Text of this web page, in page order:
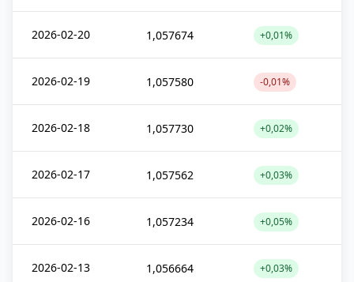
2026-02-20 1,057674 +0,01%
2026-02-19 1,057580 -0,01%
2026-02-18 1,057730 +0,02%
2026-02-17 1,057562 +0,03%
2026-02-16 1,057234 +0,05%
2026-02-13 1,056664 +0,03%